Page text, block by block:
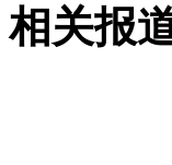
外交部：反对
相关报